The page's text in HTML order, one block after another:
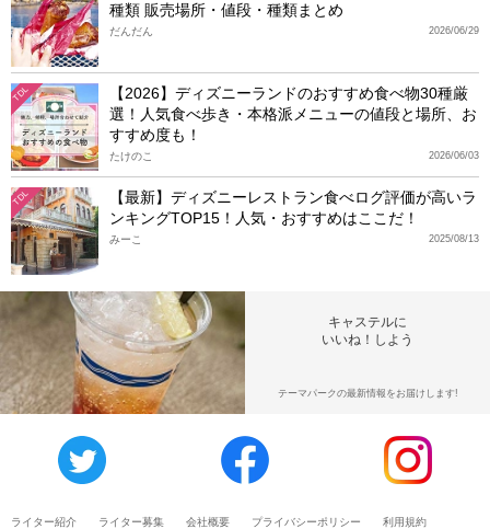
種類 販売場所・値段・種類まとめ
2026/06/29
だんだん
TDL
【2026】ディズニーランドのおすすめ食べ物30種厳
選！人気食べ歩き・本格派メニューの値段と場所、お
すすめ度も！
2026/06/03
たけのこ
TDL
【最新】ディズニーレストラン食べログ評価が高いラ
ンキングTOP15！人気・おすすめはここだ！
2025/08/13
みーこ
キャステルに
いいね！しよう
テーマパークの最新情報をお届けします!
ライター紹介 ライター募集 会社概要 プライバシーポリシー 利用規約